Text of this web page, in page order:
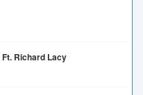
Ft. Richard Lacy